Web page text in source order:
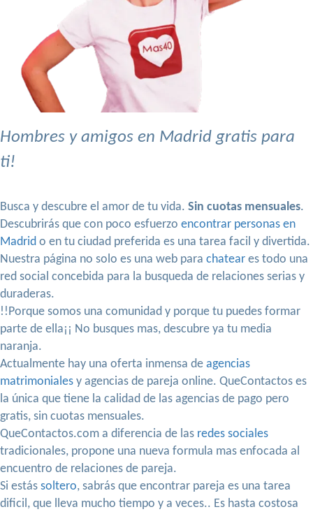
Hombres y amigos en Madrid gratis para
ti!
Busca y descubre el amor de tu vida. Sin cuotas mensuales.
Descubrirás que con poco esfuerzo encontrar personas en
Madrid o en tu ciudad preferida es una tarea facil y divertida.
Nuestra página no solo es una web para chatear es todo una
red social concebida para la busqueda de relaciones serias y
duraderas.
!!Porque somos una comunidad y porque tu puedes formar
parte de ella¡¡ No busques mas, descubre ya tu media
naranja.
Actualmente hay una oferta inmensa de agencias
matrimoniales y agencias de pareja online. QueContactos es
la única que tiene la calidad de las agencias de pago pero
gratis, sin cuotas mensuales.
QueContactos.com a diferencia de las redes sociales
tradicionales, propone una nueva formula mas enfocada al
encuentro de relaciones de pareja.
Si estás soltero, sabrás que encontrar pareja es una tarea
dificil, que lleva mucho tiempo y a veces.. Es hasta costosa